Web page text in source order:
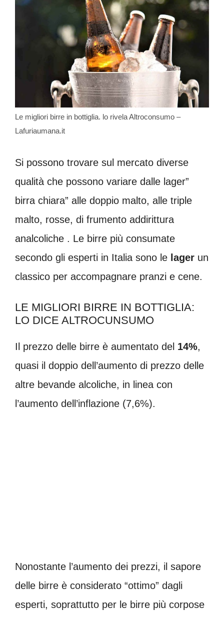
Le migliori birre in bottiglia. lo rivela Altroconsumo –
Lafuriaumana.it
Si possono trovare sul mercato diverse
qualità che possono variare dalle lager”
birra chiara” alle doppio malto, alle triple
malto, rosse, di frumento addirittura
analcoliche . Le birre più consumate
secondo gli esperti in Italia sono le lager un
classico per accompagnare pranzi e cene.
LE MIGLIORI BIRRE IN BOTTIGLIA:
LO DICE ALTROCUNSUMO
Il prezzo delle birre è aumentato del 14%,
quasi il doppio dell’aumento di prezzo delle
altre bevande alcoliche, in linea con
l’aumento dell’inflazione (7,6%).
Nonostante l’aumento dei prezzi, il sapore
delle birre è considerato “ottimo” dagli
esperti, soprattutto per le birre più corpose